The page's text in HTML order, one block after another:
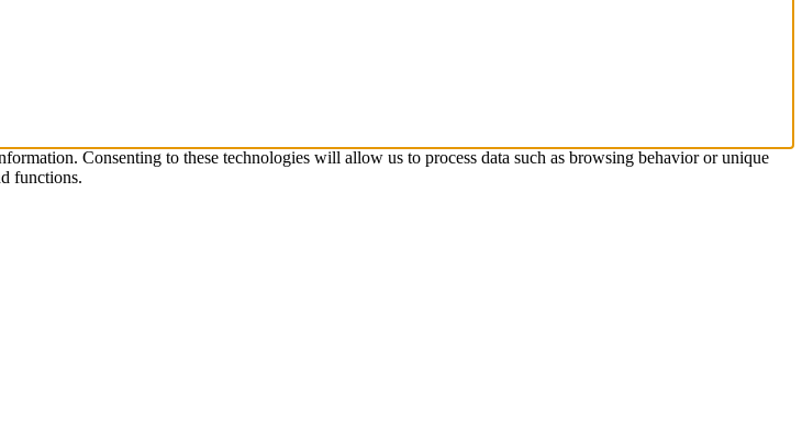
Consenting to these technologies will allow us to process data such as browsing behavior or unique
functions.